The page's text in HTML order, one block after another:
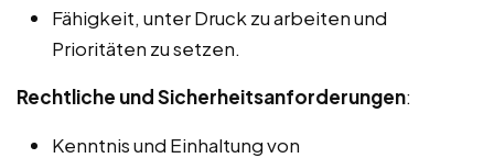
Fähigkeit, unter Druck zu arbeiten und
Prioritäten zu setzen.
Rechtliche und Sicherheitsanforderungen:
Kenntnis und Einhaltung von